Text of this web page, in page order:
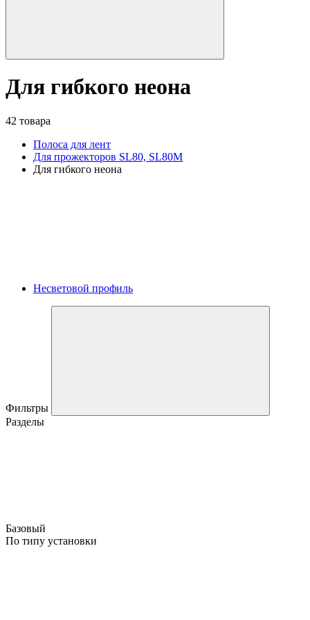
Для гибкого неона
42 товара
Полоса для лент
Для прожекторов SL80, SL80M
Для гибкого неона
Несветовой профиль
Фильтры
Разделы
Базовый
По типу установки